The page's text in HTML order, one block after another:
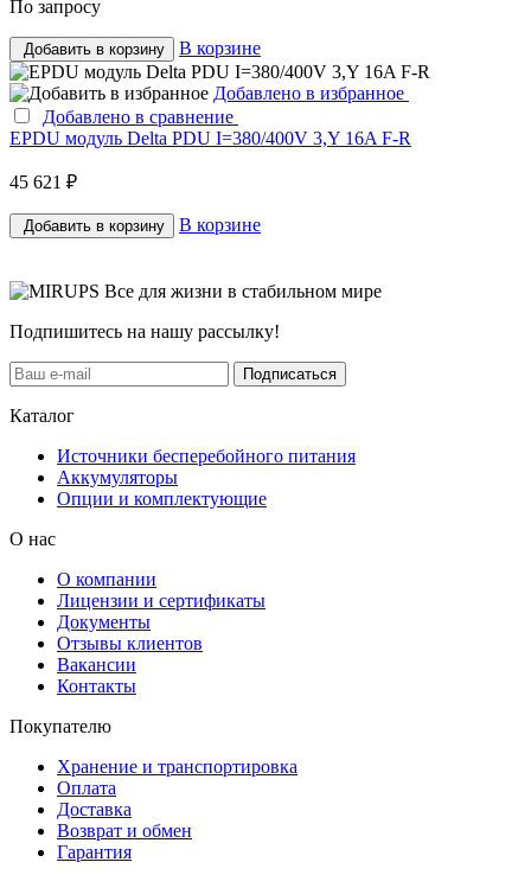
По запросу
Добавить в корзину В корзине
Добавлено в избранное
Добавлено в сравнение
EPDU модуль Delta PDU I=380/400V 3,Y 16A F-R
45 621 ₽
Добавить в корзину В корзине
Все для жизни в стабильном мире
Подпишитесь на нашу рассылку!
Подписаться
Каталог
Источники бесперебойного питания
Аккумуляторы
Опции и комплектующие
О нас
О компании
Лицензии и сертификаты
Документы
Отзывы клиентов
Вакансии
Контакты
Покупателю
Хранение и транспортировка
Оплата
Доставка
Возврат и обмен
Гарантия